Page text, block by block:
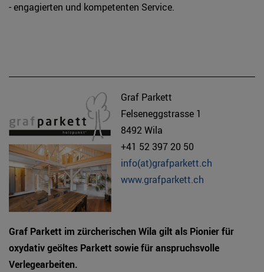
- engagierten und kompetenten Service.
Graf Parkett
Felseneggstrasse 1
8492 Wila
+41 52 397 20 50
info(at)grafparkett.ch
www.grafparkett.ch
Graf Parkett im zürcherischen Wila gilt als Pionier für
oxydativ geöltes Parkett sowie für anspruchsvolle
Verlegearbeiten.